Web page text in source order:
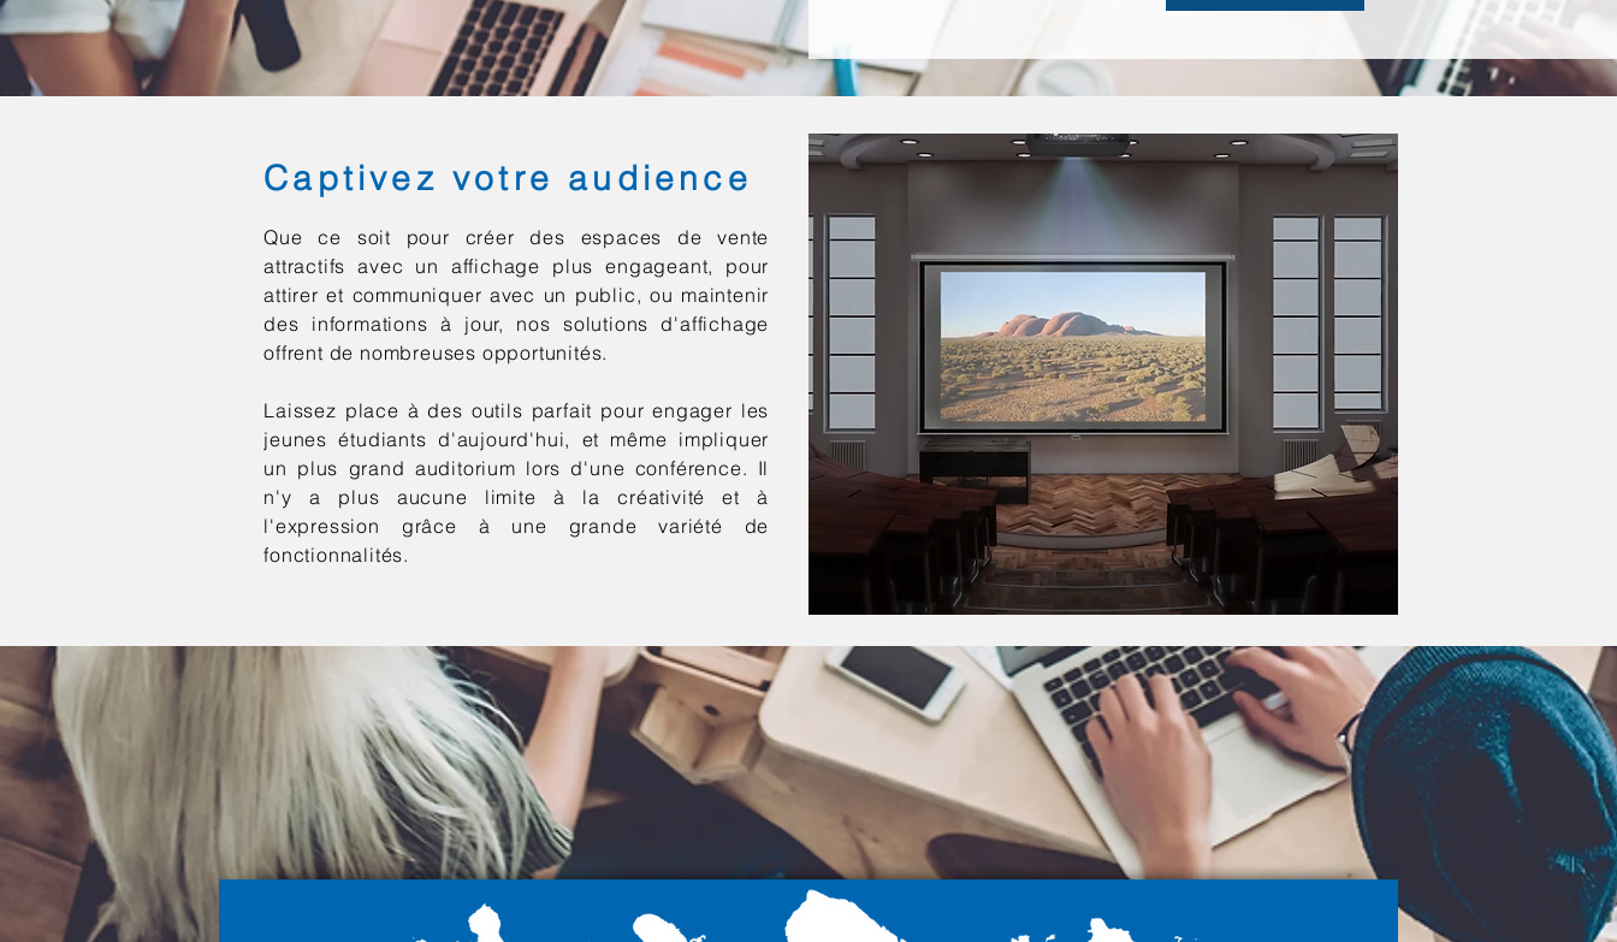
Captivez votre audience
Que ce soit pour créer des espaces de vente
attractifs avec un affichage plus engageant, pour
attirer et communiquer avec un public, ou maintenir
des informations à jour, nos solutions d'affichage
offrent de nombreuses opportunités.
Laissez place à des outils parfait pour engager les
jeunes étudiants d'aujourd'hui, et même impliquer
un plus grand auditorium lors d'une conférence. Il
n'y a plus aucune limite à la créativité et à
l'expression grâce à une grande variété de
fonctionnalités.